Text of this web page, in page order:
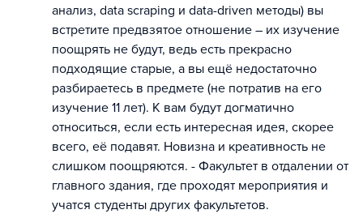
анализ, data scraping и data-driven методы) вы
встретите предвзятое отношение – их изучение
поощрять не будут, ведь есть прекрасно
подходящие старые, а вы ещё недостаточно
разбираетесь в предмете (не потратив на его
изучение 11 лет). К вам будут догматично
относиться, если есть интересная идея, скорее
всего, её подавят. Новизна и креативность не
слишком поощряются. - Факультет в отдалении от
главного здания, где проходят мероприятия и
учатся студенты других факультетов.